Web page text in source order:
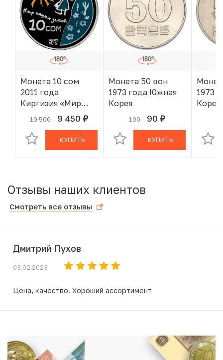
Монета 10 сом
2011 года
Киргизия «Мир
наших детей»
10 500 9 450 руб.
В КОРЗИНЕ
КУПИТЬ
Монета 50 вон
1973 года Южная
Корея
100 90 руб.
В КОРЗИНЕ
КУПИТЬ
1973
Корея
Отзывы наших клиентов
Смотреть все отзывы
Дмитрий Пухов
03.02.2023
Цена, качество. Хороший ассортимент